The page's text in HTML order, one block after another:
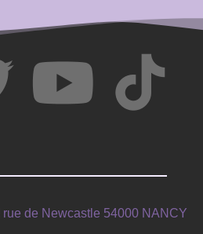
de Newcastle 54000 NANCY